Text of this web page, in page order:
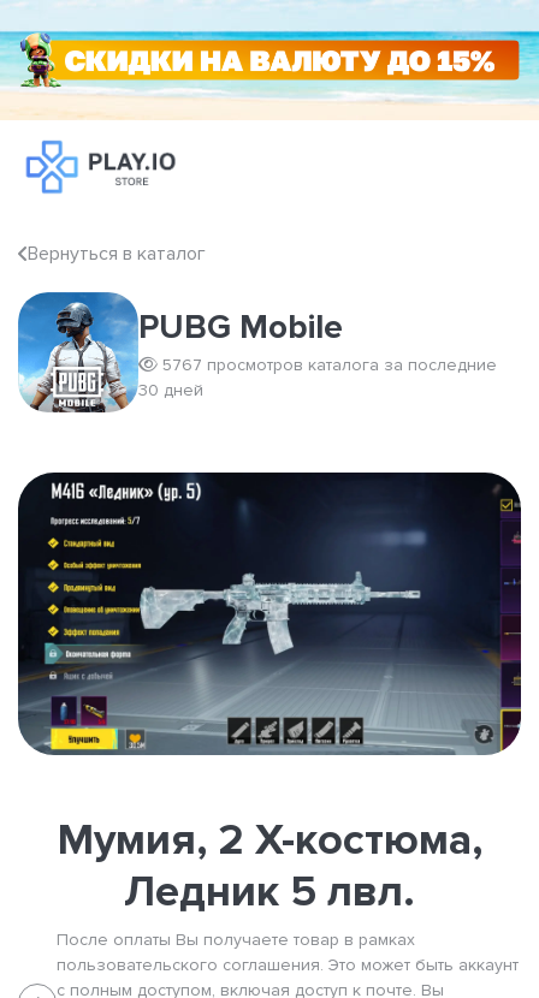
Вернуться в каталог
PUBG Mobile
5767 просмотров каталога за последние
30 дней
Мумия, 2 X-костюма,
Ледник 5 лвл.
После оплаты Вы получаете товар в рамках
пользовательского соглашения. Это может быть аккаунт
с полным доступом, включая доступ к почте. Вы